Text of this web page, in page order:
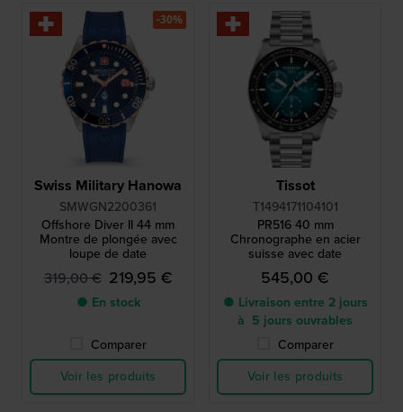
Swiss Military Hanowa
SMWGN2200361
Offshore Diver II 44 mm
Montre de plongée avec
loupe de date
319,00 € 219,95 €
● En stock
Comparer
Voir les produits
-30%
Tissot
T1494171104101
PR516 40 mm
Chronographe en acier
suisse avec date
545,00 €
● Livraison entre 2 jours
à 5 jours ouvrables
Comparer
Voir les produits